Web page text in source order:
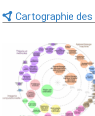
Cartographie
Expertises du GdR -
cartographie par Axes -
19/09/2025